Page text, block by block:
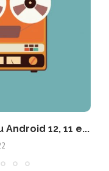
12, 11 e...